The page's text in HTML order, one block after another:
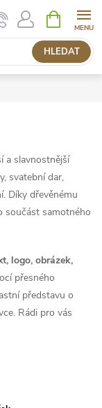
HLEDAT
NÁKUPNÍ
KOŠÍK
a slavnostnější
svatební dar,
Díky dřevěnému
součást samotného
logo, obrázek,
přesného
představu o
Rádi pro vás